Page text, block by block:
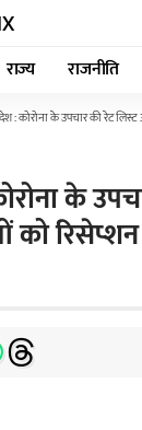
राज्य राजनीति
: कोरोना के उपचार की रेट लिस्ट
के
को